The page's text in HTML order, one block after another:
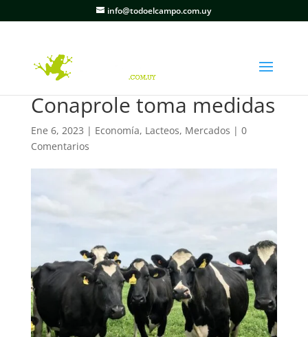
info@todoelcampo.com.uy
Conaprole toma medidas
Ene 6, 2023 | Economía, Lacteos, Mercados | 0
Comentarios